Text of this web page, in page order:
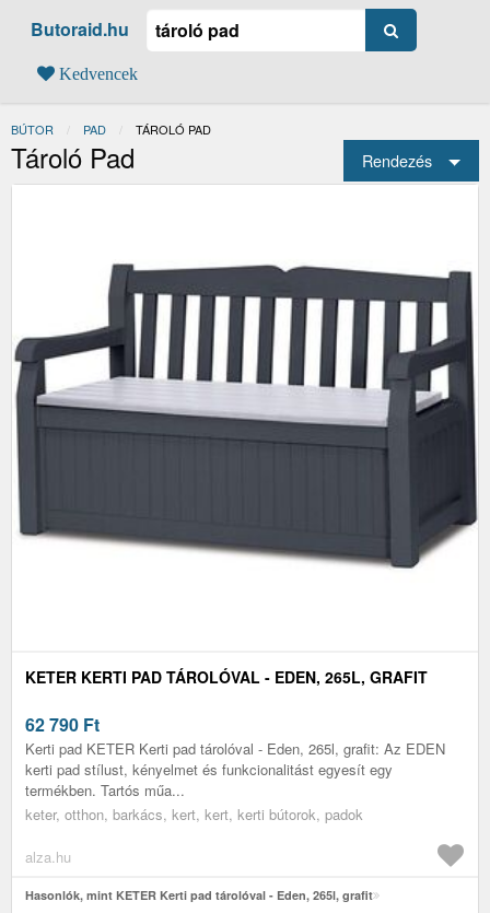
Butoraid.hu
Kedvencek
BÚTOR PAD JELENLEGI:
TÁROLÓ PAD
Tároló Pad Rendezés
KETER KERTI PAD TÁROLÓVAL - EDEN, 265L, GRAFIT
62 790 Ft
Kerti pad KETER Kerti pad tárolóval - Eden, 265l, grafit: Az EDEN
kerti pad stílust, kényelmet és funkcionalitást egyesít egy
termékben. Tartós műa...
keter, otthon, barkács, kert, kert, kerti bútorok, padok
alza.hu
Hasonlók, mint KETER Kerti pad tárolóval - Eden, 265l, grafit